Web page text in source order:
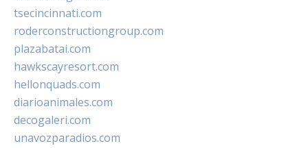
tsecincinnati.com
roderconstructiongroup.com
plazabatai.com
hawkscayresort.com
hellonquads.com
diarioanimales.com
decogaleri.com
unavozparadios.com